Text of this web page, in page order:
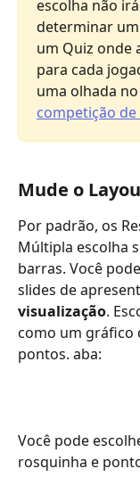
escolha não
determinar um
um Quiz onde
para cada
uma olhada
competição de
Mude o
Por padrão, os
Múltipla escolha
barras. Você
slides de
visualização.
como um gráfico
pontos. aba:
Você pode
rosquinha e